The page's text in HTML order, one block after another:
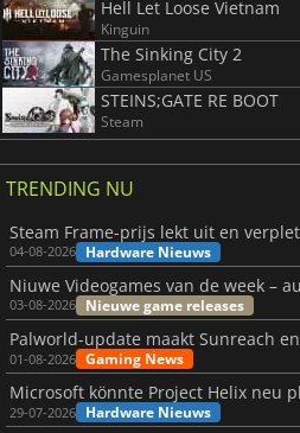
Hell Let Loose Vietnam
Kinguin
The Sinking City 2
Gamesplanet US
STEINS;GATE RE BOOT
Steam
TRENDING NU
04-08-2026 Hardware Nieuws
03-08-2026 Nieuwe game releases
01-08-2026 Gaming News
29-07-2026 Hardware Nieuws